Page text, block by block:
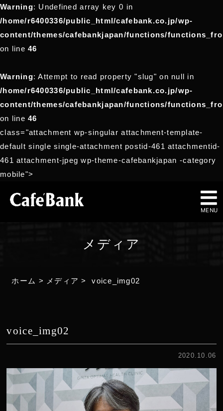
Warning: Undefined array key 0 in
/home/r6400336/public_html/cafebank.co.jp/wp-
content/themes/cafebankjapan/functions/
on line46
Warning: Attempt to read property "slug" on null in
/home/r6400336/public_html/cafebank.co.jp/wp-
content/themes/cafebankjapan/functions/
on line46
class="attachment wp-singular attachment-template-
default single single-attachment postid-461 attachmentid-
461 attachment-jpeg wp-theme-cafebankjapan -category
mobile">
MENU
メディア
ホーム > メディア >voice_img02
voice_img02
2020.10.06